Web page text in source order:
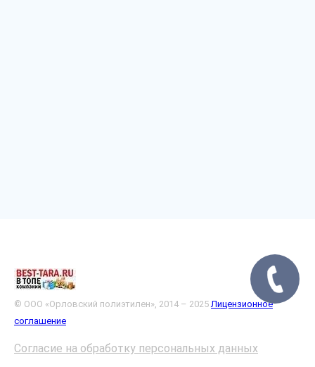
© ООО «Орловский полиэтилен», 2014 – 2025 Лицензионное
соглашение
Согласие на обработку персональных данных